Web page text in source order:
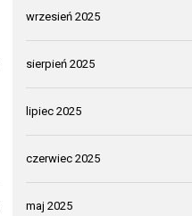
wrzesień 2025
sierpień 2025
lipiec 2025
czerwiec 2025
maj 2025